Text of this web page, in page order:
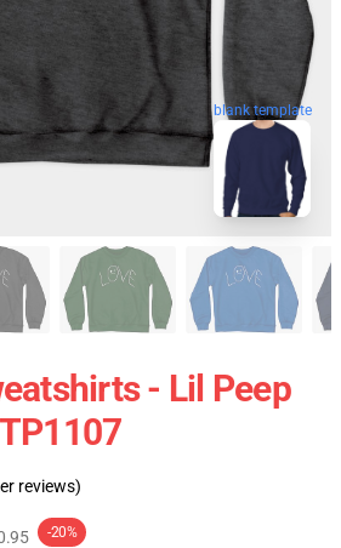
blank template
- Lil Peep
reviews)
-20%